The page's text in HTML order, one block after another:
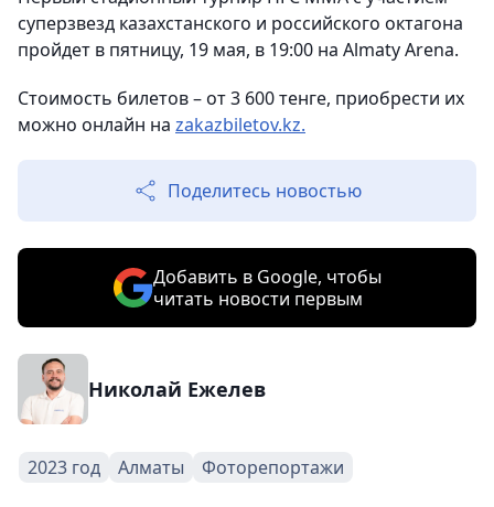
суперзвезд казахстанского и российского октагона
пройдет в пятницу, 19 мая, в 19:00 на Almaty Arena.
Стоимость билетов – от 3 600 тенге, приобрести их
можно онлайн на zakazbiletov.kz.
Поделитесь новостью
Добавить в Google, чтобы
читать новости первым
Николай Ежелев
2023 год Алматы Фоторепортажи